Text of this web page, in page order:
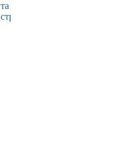
та
страхування